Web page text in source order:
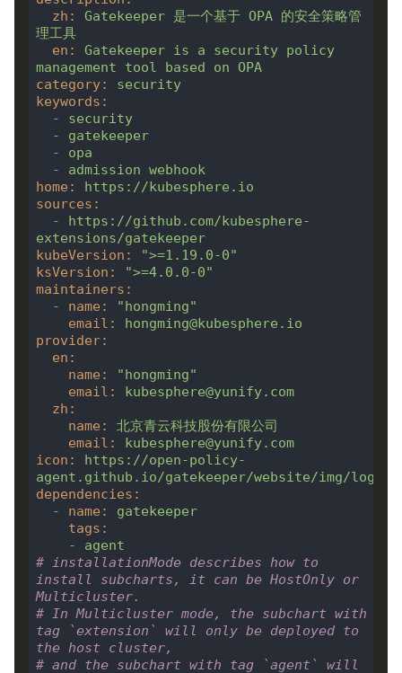
zh : Gatekeeper 是一个基于 OPA 的安全策略管
理工具
en : Gatekeeper is a security policy
management
tool based on
OPA
category:
security
keywords :
-
security
-
gatekeeper
-
opa
-
admission webhook
home :
https://kubesphere.io
sources :
-
https://github.com/kubesphere-
extensions/gatekeeper
kubeVersion :
">=1.19.0-0"
ksVersion :
">=4.0.0-0"
maintainers :
-
name :
"hongming"
email :
hongming@kubesphere.io
provider:
en :
name :
"hongming"
email :
kubesphere@yunify.com
zh :
name :
北京青云科技股份有限公司
email :
kubesphere@yunify.com
icon :
https://open-policy-
agent.github.io/gatekeeper/website/img/
dependencies :
-
name :
gatekeeper
tags :
-
agent
# installationMode describes how to
install subcharts, it can be HostOnly or
Multicluster.
# In Multicluster mode, the subchart with
tag `extension` will only be deployed to
the host cluster,
# and the subchart with tag `agent` will